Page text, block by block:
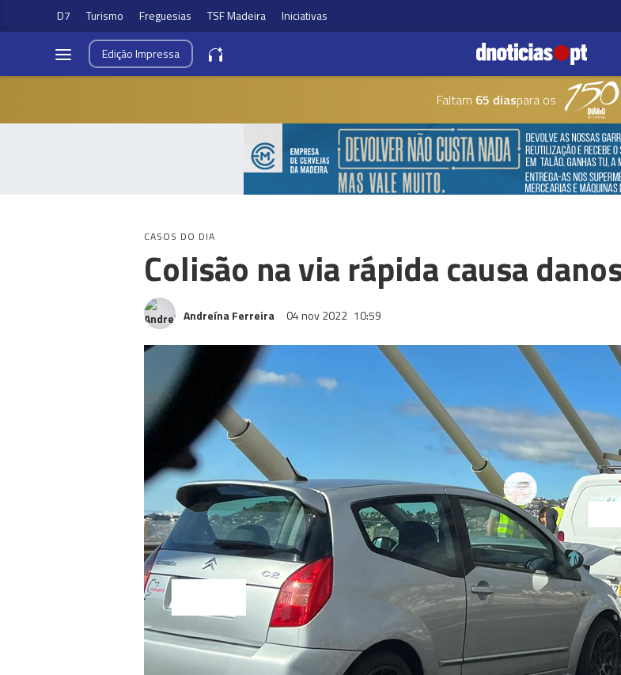
D7 Turismo Freguesias TSF Madeira Iniciativas
EdiçãoImpressa
Faltam 65 diaspara os
CASOS DO DIA
Colisão na via rápida causa
Andreína Ferreira 04 nov 2022 10:59